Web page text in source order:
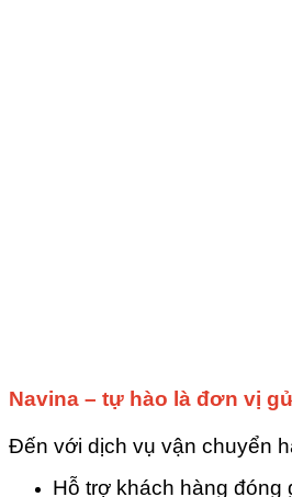
Navina – tự hào là đơn vị
Đến với dịch vụ vận chuyển
Hỗ trợ khách hàng đóng